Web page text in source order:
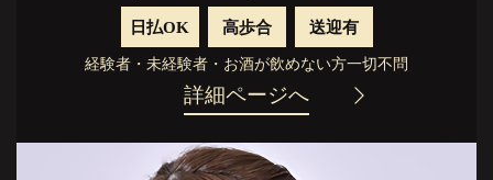
日払OK 高歩合 送迎有
経験者 ・ 未経験者 ・ お酒が飲めない方一切不問
詳細ページへ